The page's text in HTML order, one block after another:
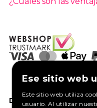
DANOS UN ME GUSTA
Ese sitio web
Este sitio web utiliza
usuario. Al utilizar